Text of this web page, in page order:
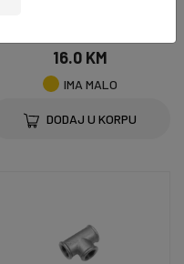
16.0 KM
IMA MALO
DODAJ U KORPU